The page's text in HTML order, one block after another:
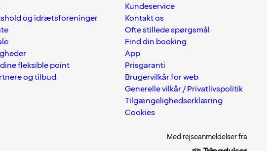
og idrætsforeninger
fleksible point
og tilbud
Kundeservice
Kontakt os
Ofte stillede spørgsmål
Find din booking
App
Prisgaranti
Brugervilkår for web
Generelle vilkår / Privatlivspolitik
Tilgængelighedserklæring
Cookies
Med rejseanmeldelser fra